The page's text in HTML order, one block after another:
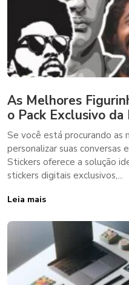
As Melhores
o Pack Exclusivo
Se você está procurando as
personalizar suas conversas
Stickers oferece a solução
stickers digitais exclusivos,...
Leia mais